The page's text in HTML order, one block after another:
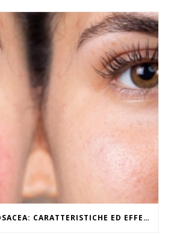
LA PELLE CON ROSACEA: CARATTERISTICHE ED EFFETTI DEL CALDO